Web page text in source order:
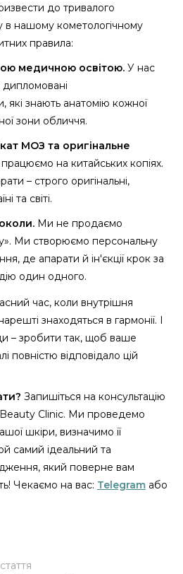
до тривалого
в нашому кометологічному
правила:
медичною освітою. У нас
які знають анатомію кожної
зони обличчя.
МОЗ та оригінальне
на китайських копіях.
– строго оригінальні,
та світі.
Ми не продаємо
Ми створюємо персональну
де апарати й ін'єкції крок за
один одного.
час, коли внутрішня
знаходяться в гармонії. І
– зробити так, щоб ваше
повністю відповідало цій
Запишіться на консультацію
Beauty Clinic. Ми проведемо
шкіри, визначимо її
самий ідеальний та
який поверне вам
Чекаємо на вас: Telegram або